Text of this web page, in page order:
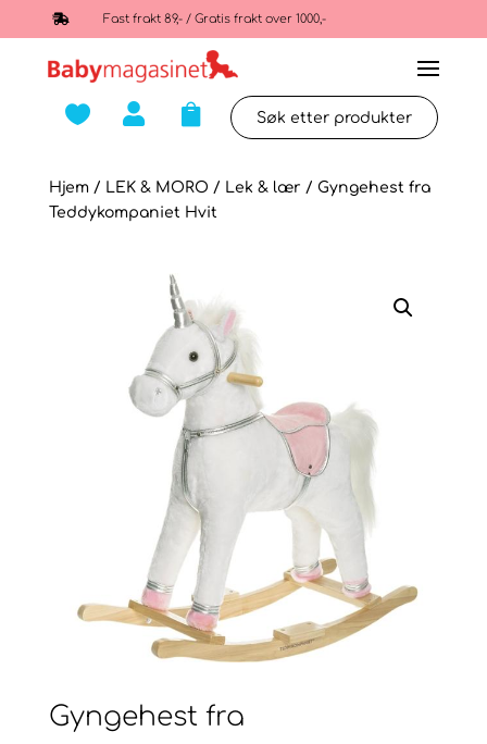
 Fast frakt 89,- / Gratis frakt over 1000,-
  
Hjem/ LEK & MORO / Lek & lær / Gyngehest fra
Teddykompaniet Hvit
Gyngehest fra